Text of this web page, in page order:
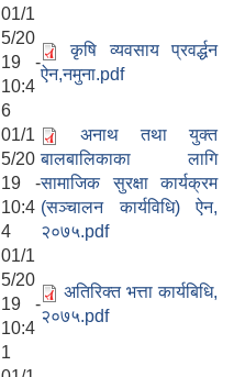
01/1
5/20
19 -
10:4
6
कृषि व्यवसाय प्रवर्द्धन
ऐन,नमुना.pdf
01/1
5/20
19 -
10:4
4
अनाथ तथा युक्त
बालबालिकाका लागि
सामाजिक सुरक्षा कार्यक्रम
(सञ्चालन कार्यविधि) ऐन,
२०७५.pdf
01/1
5/20
19 -
10:4
1
अतिरिक्त भत्ता कार्यबिधि,
२०७५.pdf